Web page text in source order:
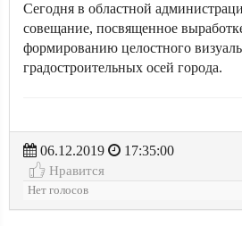
Сегодня в областной
совещание, посвященное
формированию целостного
градостроительных осей города.
06.12.2019
17:35:00
Нравится
Нет голосов